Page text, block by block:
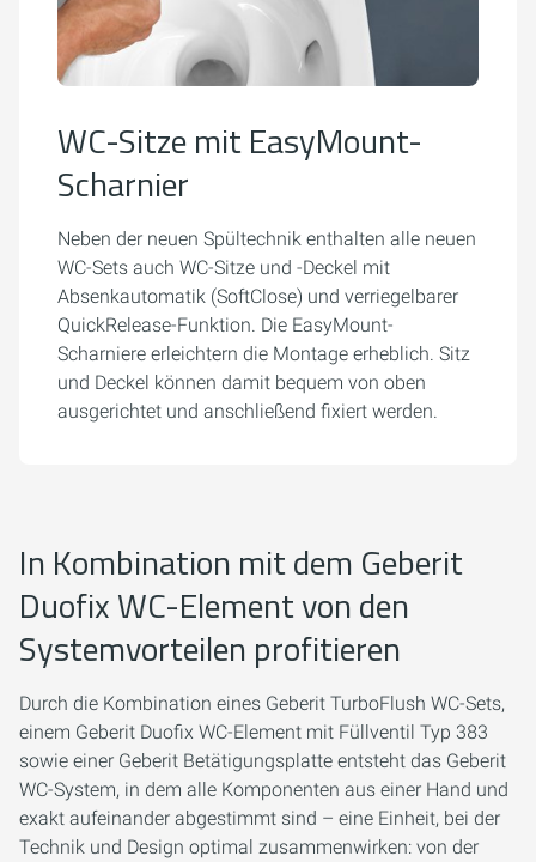
WC-Sitze mit EasyMount-
Scharnier
Neben der neuen Spültechnik enthalten alle neuen
WC-Sets auch WC-Sitze und -Deckel mit
Absenkautomatik (SoftClose) und verriegelbarer
QuickRelease-Funktion. Die EasyMount-
Scharniere erleichtern die Montage erheblich. Sitz
und Deckel können damit bequem von oben
ausgerichtet und anschließend fixiert werden.
In Kombination mit dem Geberit
Duofix WC-Element von den
Systemvorteilen profitieren
Durch die Kombination eines Geberit TurboFlush WC-Sets,
einem Geberit Duofix WC-Element mit Füllventil Typ 383
sowie einer Geberit Betätigungsplatte entsteht das Geberit
WC-System, in dem alle Komponenten aus einer Hand und
exakt aufeinander abgestimmt sind – eine Einheit, bei der
Technik und Design optimal zusammenwirken: von der